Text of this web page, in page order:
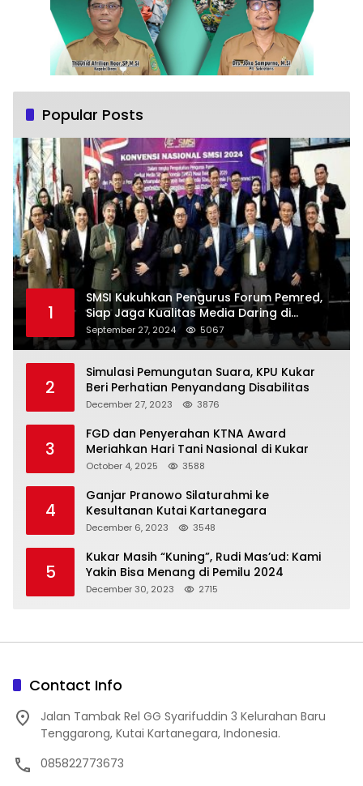
Popular Posts
1
SMSI Kukuhkan Pengurus Forum Pemred,
Siap Jaga Kualitas Media Daring di
Indonesia
September 27, 2024 5067
2
Simulasi Pemungutan Suara, KPU Kukar
Beri Perhatian Penyandang Disabilitas
December 27, 2023 3876
3
FGD dan Penyerahan KTNA Award
Meriahkan Hari Tani Nasional di Kukar
October 4, 2025 3588
4
Ganjar Pranowo Silaturahmi ke
Kesultanan Kutai Kartanegara
December 6, 2023 3548
5
Kukar Masih “Kuning”, Rudi Mas’ud: Kami
Yakin Bisa Menang di Pemilu 2024
December 30, 2023 2715
Contact Info
Jalan Tambak Rel GG Syarifuddin 3 Kelurahan Baru
Tenggarong, Kutai Kartanegara, Indonesia.
085822773673